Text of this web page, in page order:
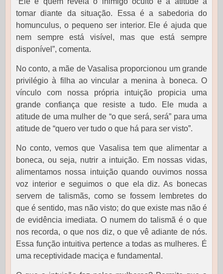
tomar diante da situação. Essa é a sabedoria do
homunculus, o pequeno ser interior. Ele é ajuda que
nem sempre está visível, mas que está sempre
disponível”, comenta.
No conto, a mãe de Vasalisa proporcionou um grande
privilégio à filha ao vincular a menina à boneca. O
vínculo com nossa própria intuição propicia uma
grande confiança que resiste a tudo. Ele muda a
atitude de uma mulher de “o que será, será” para uma
atitude de “quero ver tudo o que há para ser visto”.
No conto, vemos que Vasalisa tem que alimentar a
boneca, ou seja, nutrir a intuição. Em nossas vidas,
alimentamos nossa intuição quando ouvimos nossa
voz interior e seguimos o que ela diz. As bonecas
servem de talismãs, como se fossem lembretes do
que é sentido, mas não visto; do que existe mas não é
de evidência imediata. O numem do talismã é o que
nos recorda, o que nos diz, o que vê adiante de nós.
Essa função intuitiva pertence a todas as mulheres. É
uma receptividade maciça e fundamental.